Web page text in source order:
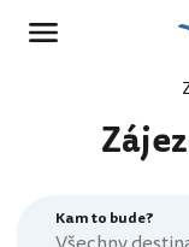
Kam to bude?